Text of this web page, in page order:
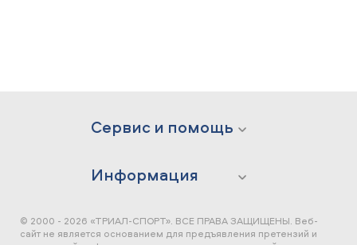
Сервис и помощь
Информация
© 2000 - 2026 «ТРИАЛ-СПОРТ». ВСЕ ПРАВА ЗАЩИЩЕНЫ. Веб-
сайт не является основанием для предъявления претензий и